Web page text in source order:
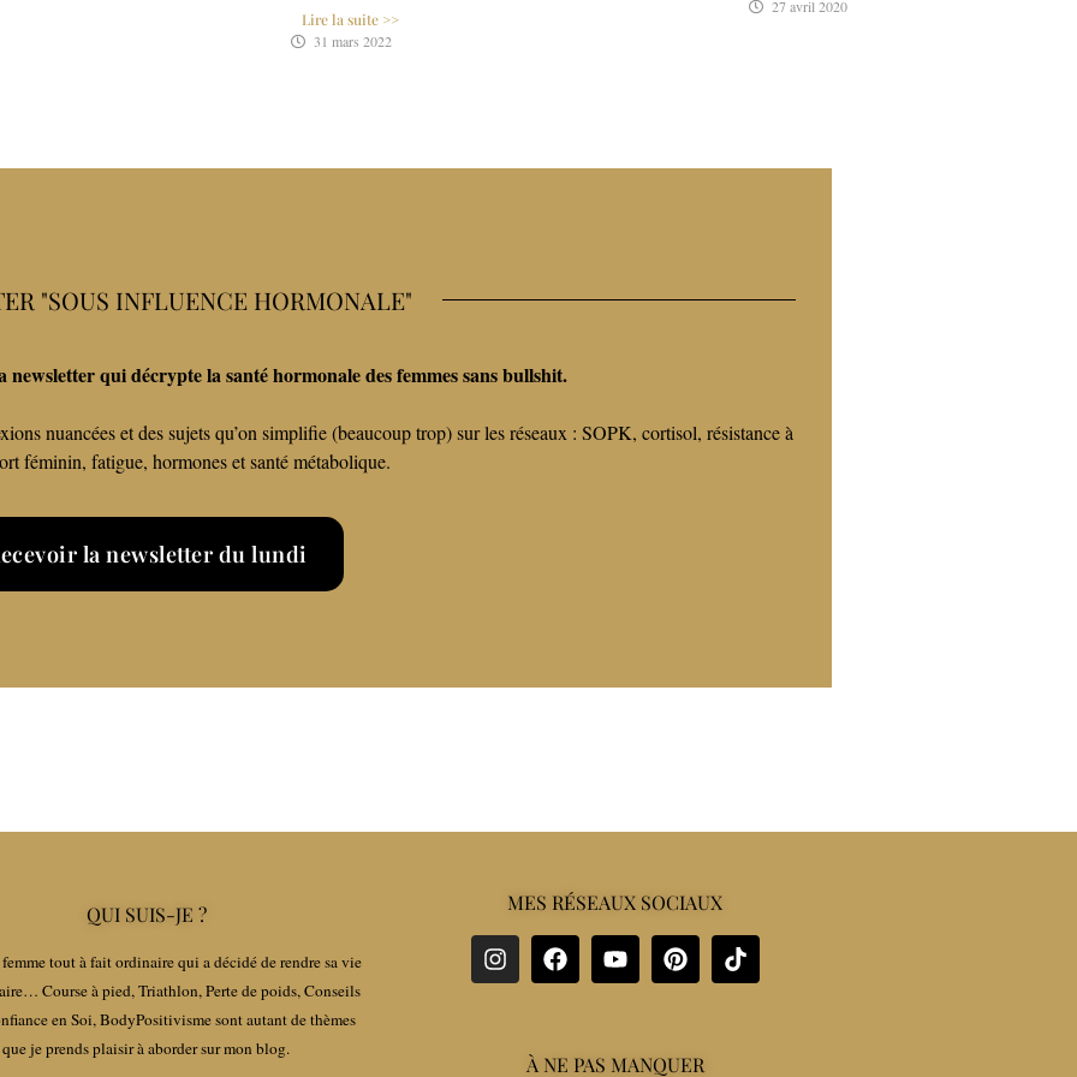
Lire la suite >>
31 mars 2022
27 avril 2020
"SOUS INFLUENCE HORMONALE"
newsletter qui décrypte la santé hormonale des femmes sans bullshit.
nuancées et des sujets qu’on simplifie (beaucoup trop) sur les réseaux : SOPK, cortisol, résistance à
féminin, fatigue, hormones et santé métabolique.
la newsletter du lundi
QUI SUIS-JE ?
tout à fait ordinaire qui a décidé de rendre sa vie
Course à pied, Triathlon, Perte de poids, Conseils
en Soi, BodyPositivisme sont autant de thèmes
que je prends plaisir à aborder sur mon blog.
MES RÉSEAUX SOCIAUX
À NE PAS MANQUER